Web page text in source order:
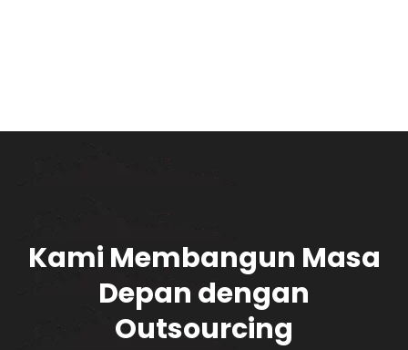
Kami Membangun Masa
Depan dengan
Outsourcing